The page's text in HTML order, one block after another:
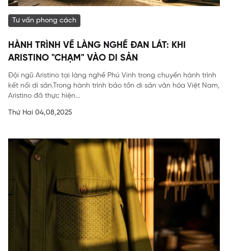
Tư vấn phong cách
HÀNH TRÌNH VỀ LÀNG NGHỀ ĐAN LÁT: KHI
ARISTINO "CHẠM" VÀO DI SẢN
Đội ngũ Aristino tại làng nghề Phú Vinh trong chuyến hành trình
kết nối di sản.Trong hành trình bảo tồn di sản văn hóa Việt Nam,
Aristino đã thực hiện...
Thứ Hai 04,08,2025